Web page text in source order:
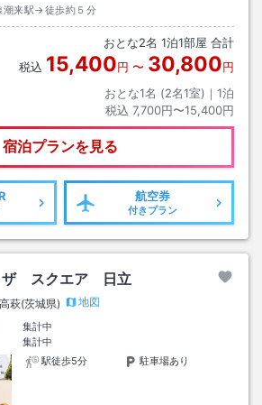
潮来駅→徒歩約５分
おとな2名 1泊1部屋 合計
税込 15,400円 〜 30,800円
おとな1名 (2名1室)｜ 1泊
税込 7,700円〜15,400円
宿泊プランを見る
航空券
付きプラン
スクエア 日立
萩(茨城県)
地図
集計中
集計中
駅徒歩5分
駐車場あり